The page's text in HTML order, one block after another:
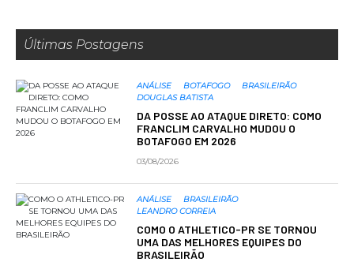
Últimas Postagens
ANÁLISE BOTAFOGO
BRASILEIRÃO
DOUGLAS BATISTA
DA POSSE AO ATAQUE DIRETO: COMO
FRANCLIM CARVALHO MUDOU O
BOTAFOGO EM 2026
03/08/2026
ANÁLISE
BRASILEIRÃO
LEANDRO CORREIA
COMO O ATHLETICO-PR SE TORNOU
UMA DAS MELHORES EQUIPES DO
BRASILEIRÃO